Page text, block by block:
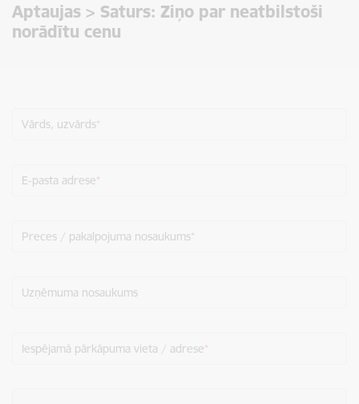
Aptaujas > Saturs: Ziņo par neatbilstoši
norādītu cenu
Vārds, uzvārds
E-pasta adrese
Preces / pakalpojuma nosaukums
Uzņēmuma nosaukums
Iespējamā pārkāpuma vieta / adrese